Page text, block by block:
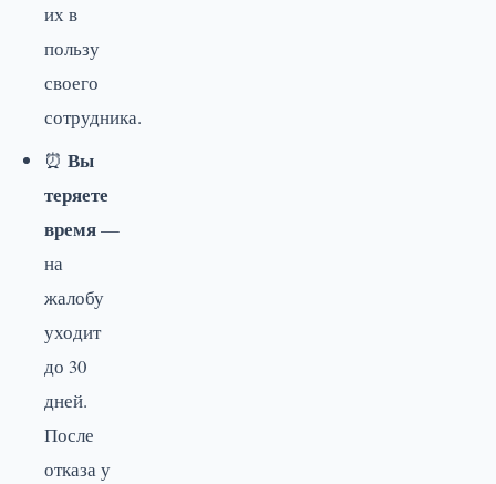
их в
пользу
своего
сотрудника.
⏰ Вы
теряете
время—
на
жалобу
уходит
до 30
дней.
После
отказа у